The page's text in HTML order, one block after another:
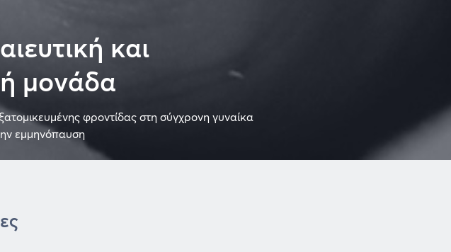
και
μονάδα
φροντίδας στη σύγχρονη γυναίκα
εμμηνόπαυση